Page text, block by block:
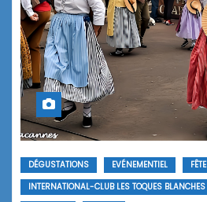
DÉGUSTATIONS EVÉNEMENTIEL
FÊTE
INTERNATIONAL-CLUB LES TOQUES BLANCHES